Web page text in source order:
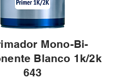
Mono-Bi-
Blanco 1k/2k
643